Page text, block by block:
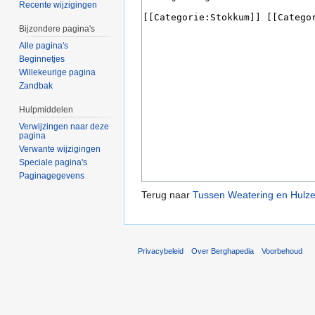
Terug naar Tussen Weatering en
Recente wijzigingen
Bijzondere pagina's
Alle pagina's
Beginnetjes
Willekeurige pagina
Zandbak
Hulpmiddelen
Verwijzingen naar deze
pagina
Verwante wijzigingen
Speciale pagina's
Paginagegevens
Privacybeleid Over Berghapedia Voorbehoud